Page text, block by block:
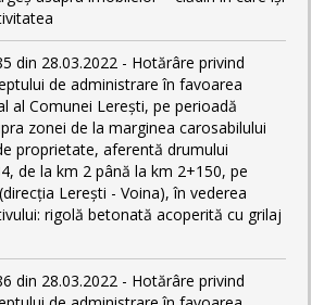
din 28.03.2022 - Hotărâre privind
de administrare în favoarea
al Comunei Lerești, pe perioadă
zonei de la marginea carosabilului
proprietate, aferentă drumului
de la km 2 până la km 2+150, pe
Lerești - Voina), în vederea
rigolă betonată acoperită cu grilaj
din 28.03.2022 - Hotărâre privind